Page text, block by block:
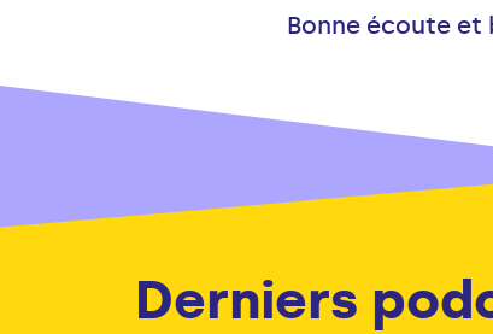
Bonne écoute et
Derniers